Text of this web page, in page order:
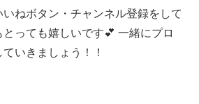
ねボタン・チャンネル登録をして
とっても嬉しいです💕 一緒にプロ
いきましょう！！